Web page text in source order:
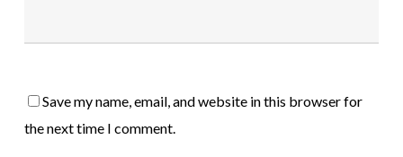
Save my name, email, and website in this browser for
the next time I comment.